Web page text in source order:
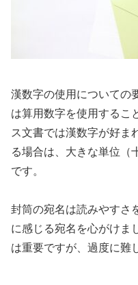
漢数字の使用についての
は算用数字を使用するこ
ス文書では漢数字が好ま
る場合は、大きな単位（
です。
封筒の宛名は読みやすさ
に感じる宛名を心がけま
は重要ですが、過度に難